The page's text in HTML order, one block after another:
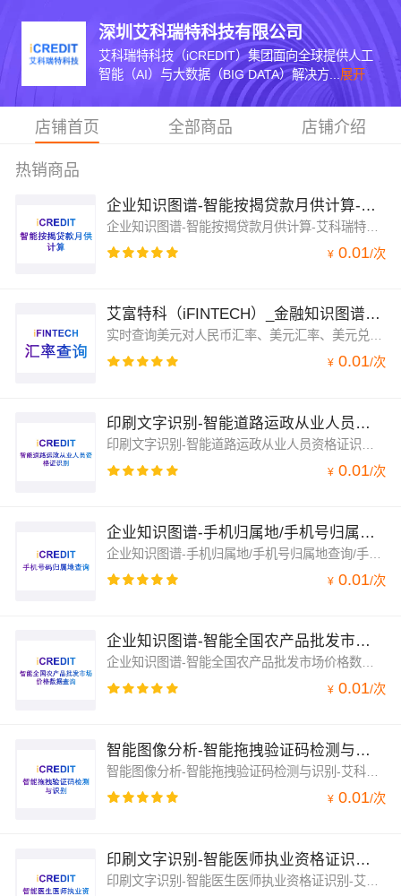
深圳艾科瑞特科技有限公司
艾科瑞特科技（iCREDIT）集团面向全球提供人工
智能（AI）与大数据（BIG DATA）解决方... 展开
店铺首页 全部商品 店铺介绍
热销商品
企业知识图谱-智能按揭贷款月供计算-艾科瑞特（iCREDIT）
企业知识图谱-智能按揭贷款月供计算-艾科瑞特（iCREDIT），凭借领先的知识图谱技术，帮助企业获得敏锐的洞察力及卓越的运营能力，智能行业领域在线计算与查询，赋能智慧数据领域应用场景，让企业实现数字化升级；支持在线计算器、便民工具、房贷计算器、贷款计算器、预产期计算、公积金贷款计算器、工资计算器、怀孕计算器、税后工资计算器、五险一金计算器、利息计算器等近千款在线计算服务能力
¥ 0.01/次
艾富特科（iFINTECH）_金融知识图谱_汇率查询
实时查询美元对人民币汇率、美元汇率、美元兑换人民币汇率、美金汇率、全球货币汇率，同时提供各种外币与人民币汇率兑换查询 关键词：汇率查询、外汇行情、汇率行情
¥ 0.01/次
印刷文字识别-智能道路运政从业人员资格证识别-艾科瑞特（iCREDIT）
¥ 0.01/次
企业知识图谱-手机归属地/手机号归属地查询/手机号码归属地查询/固话归属地查询/固定电话归属地查询-艾科...
企业知识图谱-手机归属地/手机号归属地查询/手机号码归属地查询/固话归属地查询/固定电话归属地查询-艾科瑞特（iCREDIT），凭借领先的领先智能语义认知与知识图谱技术，海量手机号码归属地数据知识图谱关联，手机号码归属地数据实时更新，支持13，14，15，16，17，18，19系列手机号数据查询；固定号码归属地查询，支持无限并发QPS与数据零缓存
¥ 0.01/次
企业知识图谱-智能全国农产品批发市场价格数据查询-艾科瑞特（iCREDIT）
企业知识图谱-智能全国农产品批发市场价格数据查询-艾科瑞特（iCREDIT），凭借领先的人工智能与知识图谱技术，帮助企业获得敏锐的洞察力及卓越的运营能力，企业知识图谱-智能全国农产品批发市场价格数据查询，赋能智慧数据领域应用场景，让企业实现数字化升级；企业知识图谱-智能全国农产品批发市场价格数据查询，支持全国农产品价格监测、销量监测、竞品监测数据服务
¥ 0.01/次
智能图像分析-智能拖拽验证码检测与识别-艾科瑞特（iCREDIT）
智能图像分析-智能拖拽验证码检测与识别-艾科瑞特（iCREDIT），凭借领先的人工智能与知识图谱技术，通过客观、真实的数据，帮助企业获得敏锐的洞察力及卓越的运营能力，让企业实现数字化升级；智能图像分析-智能拖拽验证码检测与识别，支持对拖拽验证码检测与识别，支持远距离、近距离多种拖拽验证码图样类型识别与定位，实现快速远距离与近距离甄别拖拽验证码定位与聚焦，辨析图像中拖拽验证码等信息
¥ 0.01/次
印刷文字识别-智能医师执业资格证识别-艾科瑞特（iCREDIT）
印刷文字识别-智能医生医师执业资格证识别-艾科瑞特（iCREDIT），凭借领先的人工智能与知识图谱技术，通过客观、真实的数据，创新、完善的技术解决方案，帮助企业获得敏锐的洞察力及卓越的运营能力，印刷文字识别-智能医生医师执业资格证识别，赋能智慧数据领域应用场景，让企业实现数字化升级；印刷文字识别-智能医生医师执业资格证识别，支持医生医师执业资格证识别，辨析图像中医生医师执业资格证文字信息